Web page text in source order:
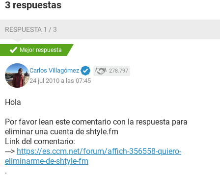
3 respuestas
RESPUESTA 1 / 3
Mejor respuesta
Carlos Villagómez 278.797
24 jul 2010 a las 07:45
Hola
Por favor lean este comentario con la respuesta para
eliminar una cuenta de shtyle.fm
Link del comentario:
---> https://es.ccm.net/forum/affich-356558-quiero-
eliminarme-de-shtyle-fm
.